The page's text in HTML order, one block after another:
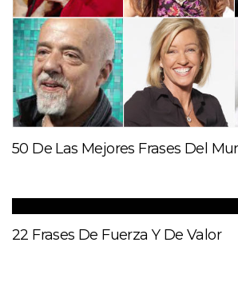
50 De Las Mejores Frases Del
22 Frases De Fuerza Y De Valor